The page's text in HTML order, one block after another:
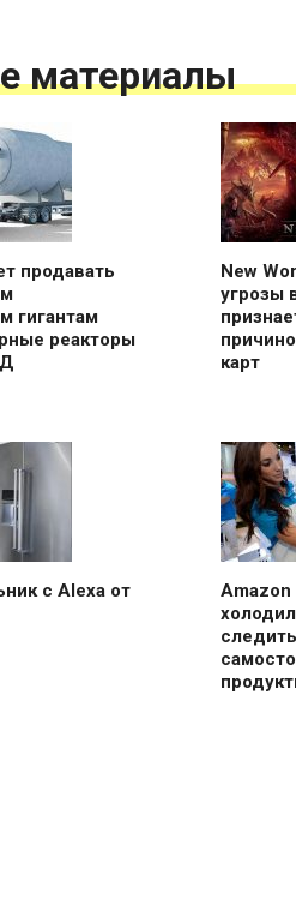
материалы
продавать
гигантам
реакторы
New
угрозы
карт
с Alexa от